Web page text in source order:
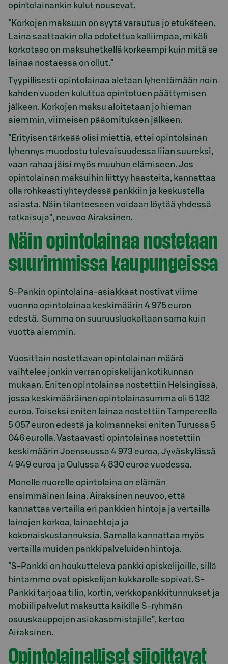
opintolainankin kulut nousevat.
”Korkojen maksuun on syytä varautua jo etukäteen.
Laina saattaakin olla odotettua kalliimpaa, mikäli
korkotaso on maksuhetkellä korkeampi kuin mitä se
lainaa nostaessa on ollut.”
Tyypillisesti opintolainaa aletaan lyhentämään noin
kahden vuoden kuluttua opintotuen päättymisen
jälkeen. Korkojen maksu aloitetaan jo hieman
aiemmin, viimeisen pääomituksen jälkeen.
”Erityisen tärkeää olisi miettiä, ettei opintolainan
lyhennys muodostu tulevaisuudessa liian suureksi,
vaan rahaa jäisi myös muuhun elämiseen. Jos
opintolainan maksuihin liittyy haasteita, kannattaa
olla rohkeasti yhteydessä pankkiin ja keskustella
asiasta. Näin tilanteeseen voidaan löytää yhdessä
ratkaisuja”, neuvoo Airaksinen.
Näin opintolainaa nostetaan
suurimmissa kaupungeissa
S-Pankin opintolaina-asiakkaat nostivat viime
vuonna opintolainaa keskimäärin 4 975 euron
edestä. Summa on suuruusluokaltaan sama kuin
vuotta aiemmin.
Vuosittain nostettavan opintolainan määrä
vaihtelee jonkin verran opiskelijan kotikunnan
mukaan. Eniten opintolainaa nostettiin Helsingissä,
jossa keskimääräinen opintolainasumma oli 5 132
euroa. Toiseksi eniten lainaa nostettiin Tampereella
5 057 euron edestä ja kolmanneksi eniten Turussa 5
046 eurolla. Vastaavasti opintolainaa nostettiin
keskimäärin Joensuussa 4 973 euroa, Jyväskylässä
4 949 euroa ja Oulussa 4 830 euroa vuodessa.
Monelle nuorelle opintolaina on elämän
ensimmäinen laina. Airaksinen neuvoo, että
kannattaa vertailla eri pankkien hintoja ja vertailla
lainojen korkoa, lainaehtoja ja
kokonaiskustannuksia. Samalla kannattaa myös
vertailla muiden pankkipalveluiden hintoja.
”S-Pankki on houkutteleva pankki opiskelijoille, sillä
hintamme ovat opiskelijan kukkarolle sopivat. S-
Pankki tarjoaa tilin, kortin, verkkopankkitunnukset ja
mobiilipalvelut maksutta kaikille S-ryhmän
osuuskauppojen asiakasomistajille”, kertoo
Airaksinen.
Opintolainalliset sijoittavat